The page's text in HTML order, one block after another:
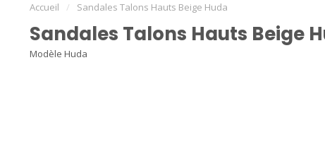
Accueil / Sandales Talons Hauts Beige Huda
Sandales Talons Hauts Beige
Modèle Huda